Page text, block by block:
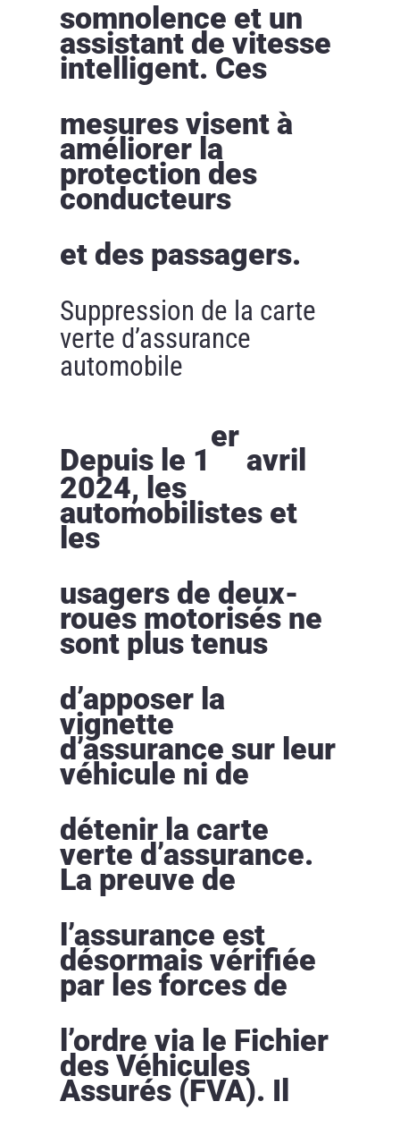
somnolence et un
assistant de vitesse
intelligent. Ces
mesures visent à
améliorer la
protection des
conducteurs
et des passagers.
Suppression de la carte
verte d’assurance
automobile
Depuis le 1
er
avril
2024, les
automobilistes et
les
usagers de deux-
roues motorisés ne
sont plus tenus
d’apposer la
vignette
d’assurance sur leur
véhicule ni de
détenir la carte
verte d’assurance.
La preuve de
l’assurance est
désormais vérifiée
par les forces de
l’ordre via le Fichier
des Véhicules
Assurés (FVA). Il